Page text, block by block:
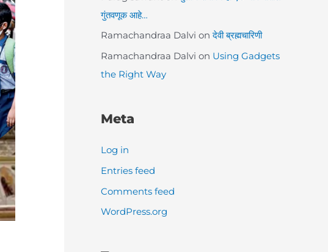
गुंतवणूक आहे…
Ramachandraa Dalvi onदेवी ब्रह्मचारिणी
Ramachandraa Dalvi on Using Gadgets
the Right Way
Meta
Log in
Entries feed
Comments feed
WordPress.org